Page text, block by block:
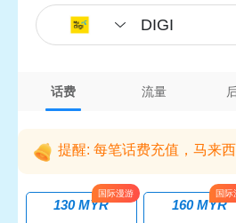
DIGI
话费 流量
提醒: 每笔话费充值，马来
130 MYR 160 MYR